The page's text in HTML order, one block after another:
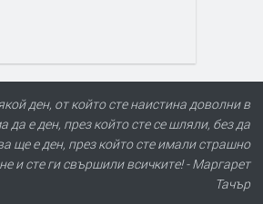
ден, от който сте наистина доволни в
да е ден, през който сте се шляли, без да
ще е ден, през който сте имали страшно
и сте ги свършили всичките! - Маргарет
Тачър